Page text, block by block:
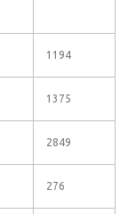
1194
1375
2849
276